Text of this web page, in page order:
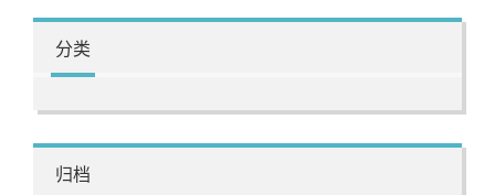
分类
归档